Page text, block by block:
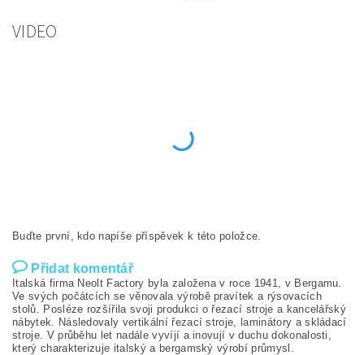
VIDEO
Buďte první, kdo napíše příspěvek k této položce.
Přidat komentář
Italská firma Neolt Factory byla založena v roce 1941, v Bergamu.
Ve svých počátcích se věnovala výrobě pravítek a rýsovacích
stolů. Posléze rozšířila svoji produkci o řezací stroje a kancelářský
nábytek. Následovaly vertikální řezací stroje, laminátory a skládací
stroje. V průběhu let nadále vyvíjí a inovují v duchu dokonalosti,
který charakterizuje italský a bergamský výrobí průmysl.